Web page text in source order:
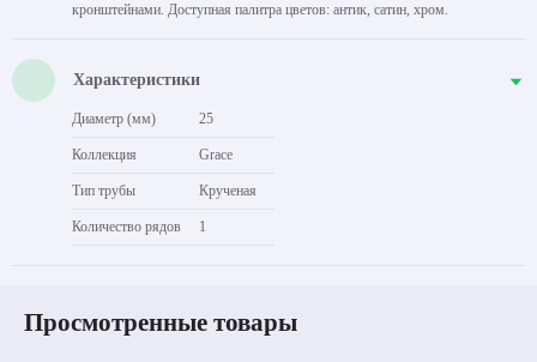
кронштейнами. Доступная палитра цветов: антик, сатин, хром.
Характеристики
Диаметр (мм) 25
Коллекция Grace
Тип трубы Крученая
Количество рядов 1
Просмотренные товары